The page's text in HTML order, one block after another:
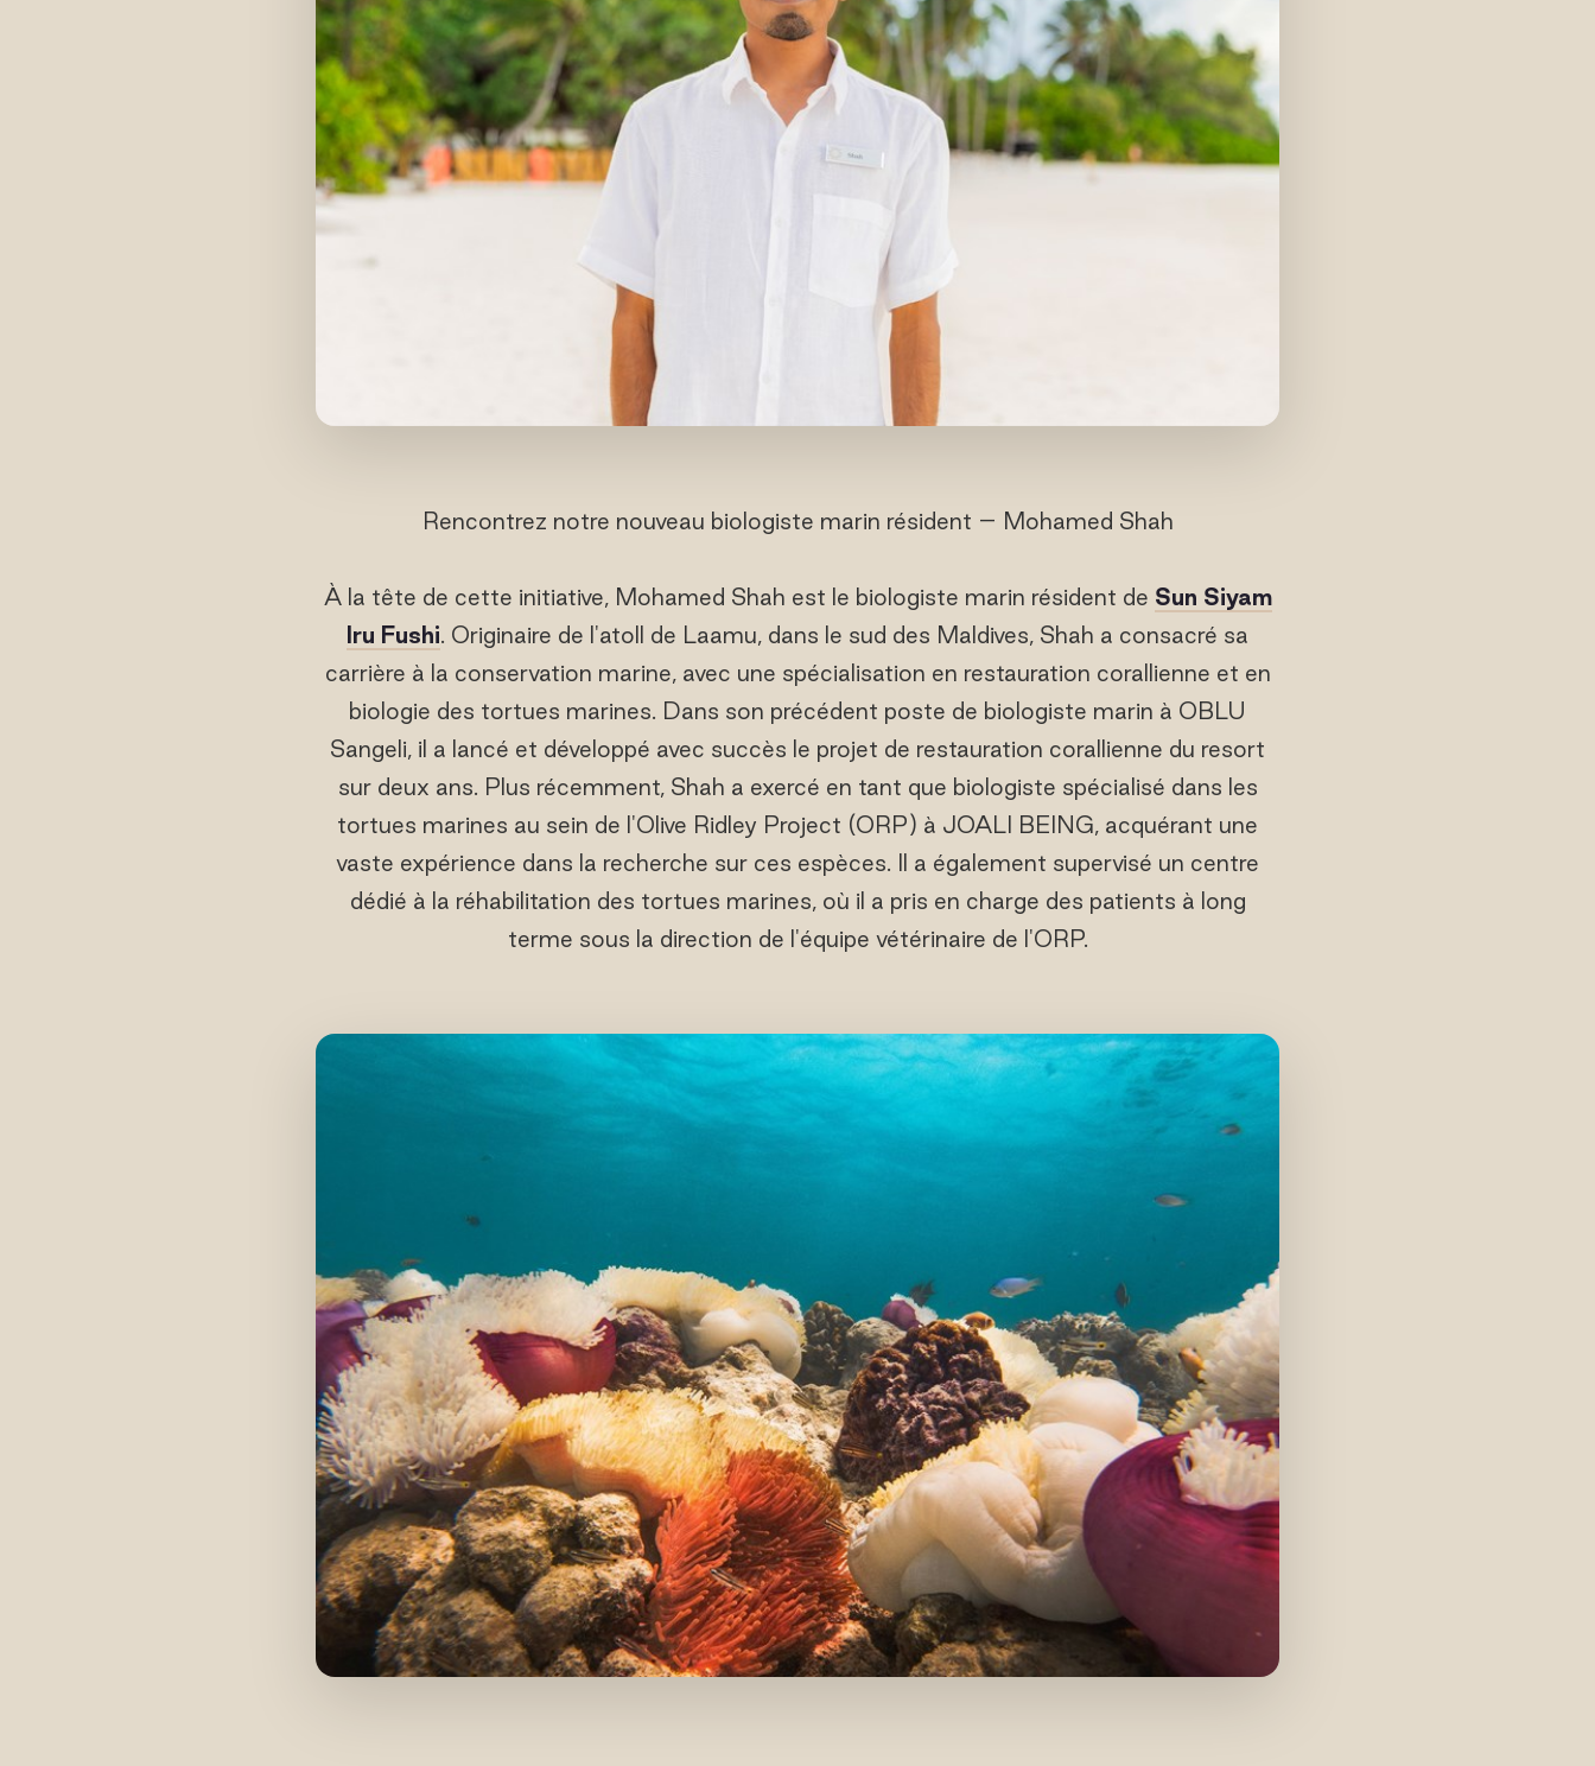
Rencontrez notre nouveau biologiste marin résident – Mohamed Shah
À la tête de cette initiative, Mohamed Shah est le biologiste marin résident de Sun Siyam
Iru Fushi. Originaire de l'atoll de Laamu, dans le sud des Maldives, Shah a consacré sa
carrière à la conservation marine, avec une spécialisation en restauration corallienne et en
biologie des tortues marines. Dans son précédent poste de biologiste marin à OBLU
Sangeli, il a lancé et développé avec succès le projet de restauration corallienne du resort
sur deux ans. Plus récemment, Shah a exercé en tant que biologiste spécialisé dans les
tortues marines au sein de l'Olive Ridley Project (ORP) à JOALI BEING, acquérant une
vaste expérience dans la recherche sur ces espèces. Il a également supervisé un centre
dédié à la réhabilitation des tortues marines, où il a pris en charge des patients à long
terme sous la direction de l'équipe vétérinaire de l'ORP.